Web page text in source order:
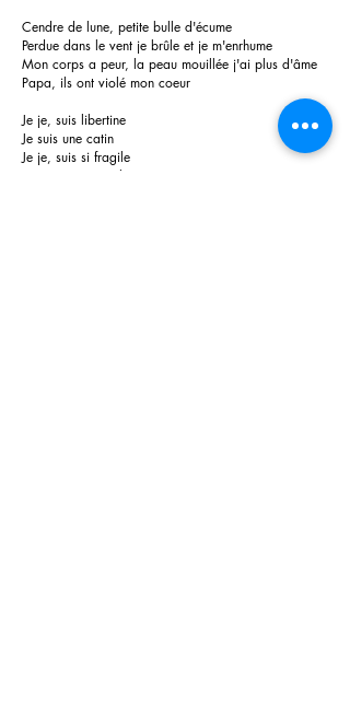
Cendre de lune, petite bulle d'écume
Perdue dans le vent je brûle et je m'enrhume
Mon corps a peur, la peau mouillée j'ai plus d'âme
Papa, ils ont violé mon coeur
Je je, suis libertine
Je suis une catin
Je je, suis si fragile
Qu'on me tienne la main...